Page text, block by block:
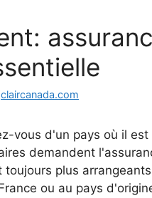
claircanada.com
vous d'un pays où il
demandent
toujours plus
ou au pays